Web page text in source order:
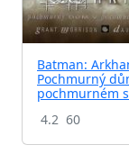
Batman:
Pochmurný
pochmurném
4.2 60